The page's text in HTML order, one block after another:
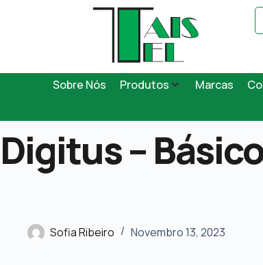
Sobre Nós Produtos Marcas
Digitus –
Sofia Ribeiro Novembro 13, 2023